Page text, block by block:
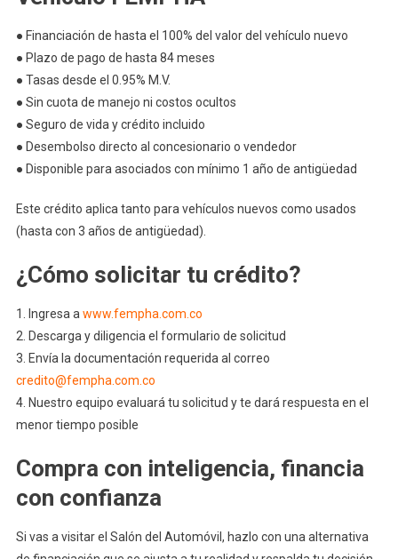
● Financiación de hasta el 100% del valor del vehículo nuevo
● Plazo de pago de hasta 84 meses
● Tasas desde el 0.95% M.V.
● Sin cuota de manejo ni costos ocultos
● Seguro de vida y crédito incluido
● Desembolso directo al concesionario o vendedor
● Disponible para asociados con mínimo 1 año de antigüedad
Este crédito aplica tanto para vehículos nuevos como usados
(hasta con 3 años de antigüedad).
¿Cómo solicitar tu crédito?
1. Ingresa awww.fempha.com.co
2. Descarga y diligencia el formulario de solicitud
3. Envía la documentación requerida al correo
credito@fempha.com.co
4. Nuestro equipo evaluará tu solicitud y te dará respuesta en el
menor tiempo posible
Compra con inteligencia, financia
con confianza
Si vas a visitar el Salón del Automóvil, hazlo con una alternativa